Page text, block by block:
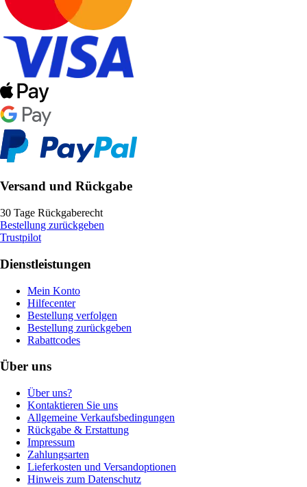
Versand und Rückgabe
30 Tage Rückgaberecht
Bestellung zurückgeben
Trustpilot
Dienstleistungen
Mein Konto
Hilfecenter
Bestellung verfolgen
Bestellung zurückgeben
Rabattcodes
Über uns
Über uns?
Kontaktieren Sie uns
Allgemeine Verkaufsbedingungen
Rückgabe & Erstattung
Impressum
Zahlungsarten
Lieferkosten und Versandoptionen
Hinweis zum Datenschutz